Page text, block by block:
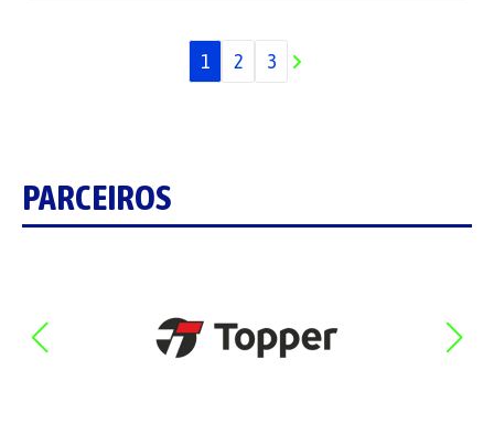
1 2 3
PARCEIROS